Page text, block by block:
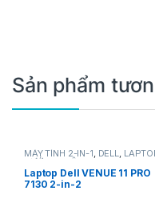
Sản phẩm
MÁY TÍNH 2-IN-1, DELL,
DƯỚI 8 TRIỆU
Laptop Dell VENUE 11 PRO
7130 2-in-2